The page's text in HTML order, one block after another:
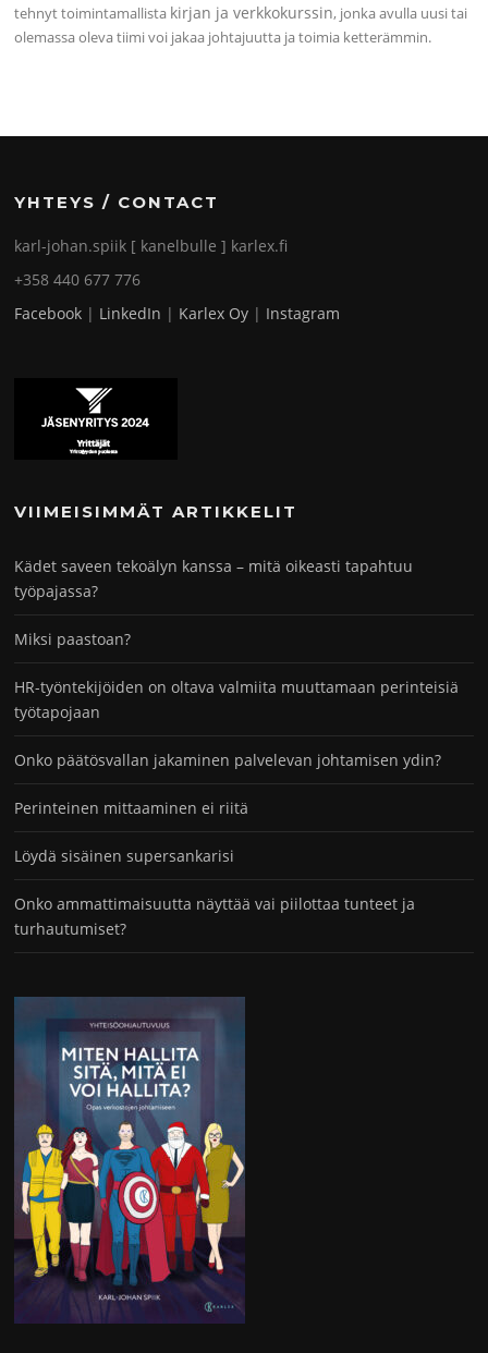
tehnyt toimintamallista kirjan ja verkkokurssin, jonka avulla uusi tai
olemassa oleva tiimi voi jakaa johtajuutta ja toimia ketterämmin.
YHTEYS / CONTACT
karl-johan.spiik [ kanelbulle ] karlex.fi
+358 440 677 776
Facebook | LinkedIn | Karlex Oy | Instagram
VIIMEISIMMÄT ARTIKKELIT
Kädet saveen tekoälyn kanssa – mitä oikeasti tapahtuu
työpajassa?
Miksi paastoan?
HR-työntekijöiden on oltava valmiita muuttamaan perinteisiä
työtapojaan
Onko päätösvallan jakaminen palvelevan johtamisen ydin?
Perinteinen mittaaminen ei riitä
Löydä sisäinen supersankarisi
Onko ammattimaisuutta näyttää vai piilottaa tunteet ja
turhautumiset?